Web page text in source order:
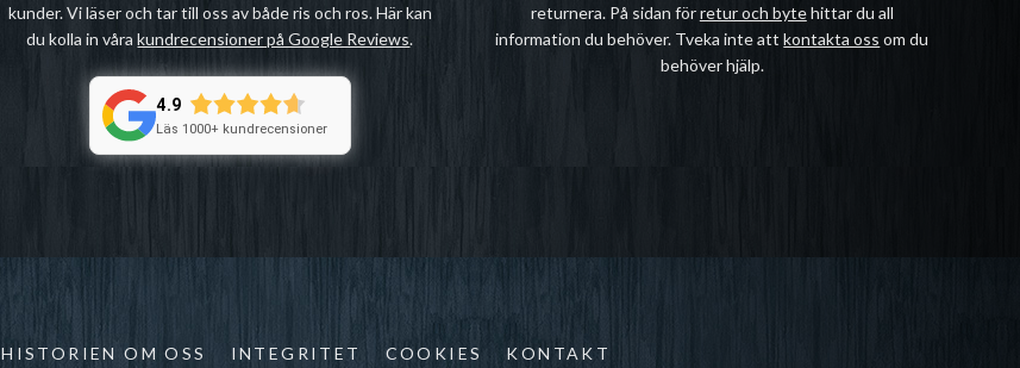
kunder. Vi läser och tar till oss av både ris och ros. Här kan
du kolla in vårakundrecensioner på Google Reviews.
4.9
Läs 1000+ kundrecensioner
returnera. På sidan förretur och bytehittar du all
information du behöver. Tveka inte attkontakta oss om du
behöver hjälp.
HISTORIEN OM OSS INTEGRITET COOKIES KONTAKT